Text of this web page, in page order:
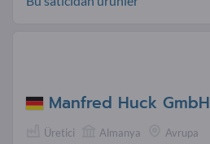
Manfred Huck GmbH
Üretici Almanya Avrupa